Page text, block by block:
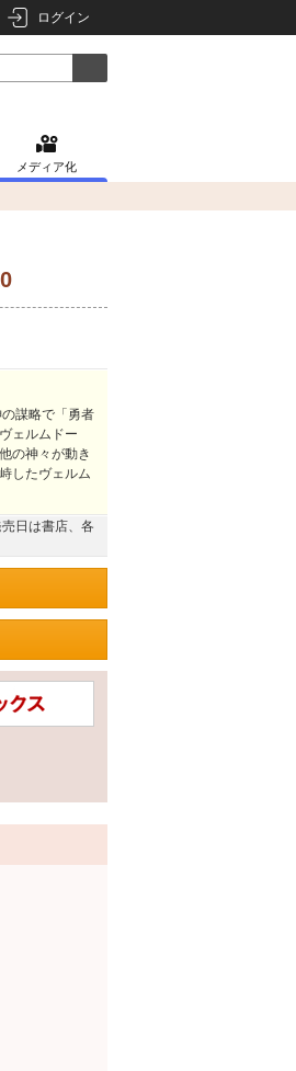
ログイン
メディア化
謀略で「勇者
ェルムドー
の神々が動き
したヴェルム
日は書店、各